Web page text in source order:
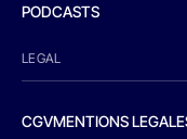
PODCASTS
LEGAL
CGVMENTIONS